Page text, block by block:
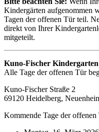
Kindergärten aufgenommen
Tagen der offenen Tür teil.
direkt von Ihrer
mitgeteilt.
Kuno-Fischer
Alle Tage der offenen Tür
Kuno-Fischer Straße 2
69120 Heidelberg,
Kommende Tage der offenen